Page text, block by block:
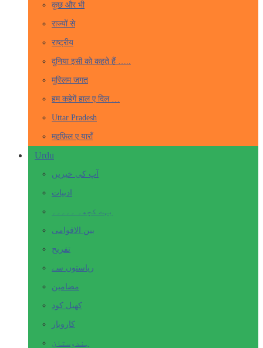
कुछ और भी
राज्यों से
राष्ट्रीय
दुनिया इसी को कहते हैं …..
मुस्लिम जगत
हम कहेगें हाल ए दिल …
Uttar Pradesh
महफ़िल ए याराँ
Urdu
آپ کی خبریں
ادبیات
بہت کچھ۔ ۔۔۔۔۔
بین الاقوامی
تفریح
ریاستوں سے
مضامین
کھیل کود
کاروبار
ہندوستان